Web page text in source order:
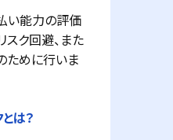
い能力の評価
スク回避、また
ために行いま
は？